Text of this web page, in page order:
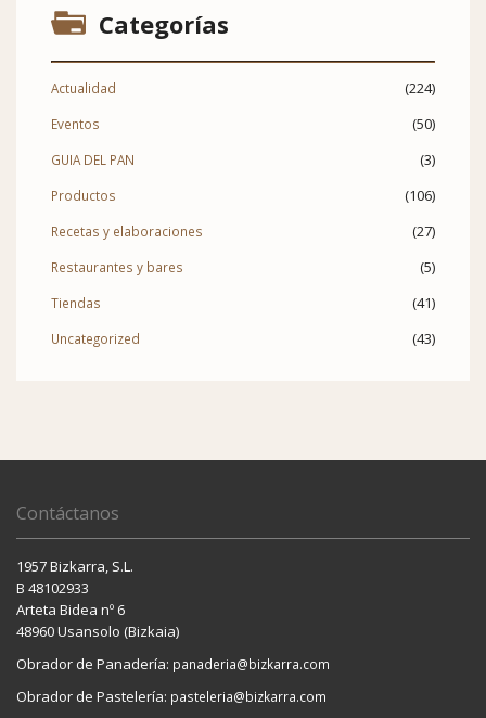
Categorías
Actualidad (224)
Eventos (50)
GUIA DEL PAN (3)
Productos (106)
Recetas y elaboraciones (27)
Restaurantes y bares (5)
Tiendas (41)
Uncategorized (43)
Contáctanos
1957 Bizkarra, S.L.
B 48102933
Arteta Bidea nº 6
48960 Usansolo (Bizkaia)
Obrador de Panadería: panaderia@bizkarra.com
Obrador de Pastelería: pasteleria@bizkarra.com